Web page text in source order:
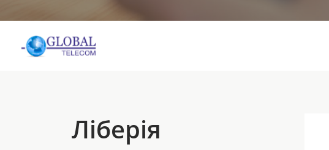
Ліберія